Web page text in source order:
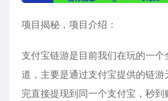
项目揭秘，项目介绍：
支付宝链游是目前我们在玩的一个
道，主要是通过支付宝提供的链
完直接提现到同一个支付宝，秒到